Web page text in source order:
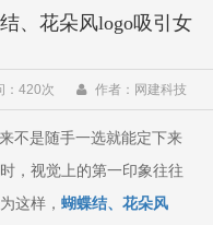
、花朵风logo吸引女
420次 作者：网建科技
不是随手一选就能定下来
，视觉上的第一印象往往
这样， 蝴蝶结、花朵风